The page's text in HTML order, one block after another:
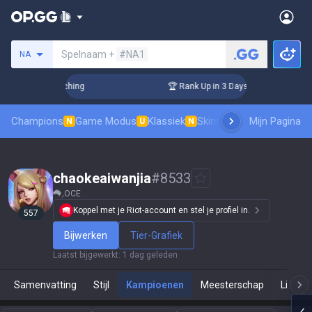
NA Spelnaam + #NA1
Coaching 🏆 Rank Up in 3 Days! Challenger
Champions N Game Modus U Klassiek N SkinsranglijstMijn Pagina
557
chaokeaiwanjia#8533
OCE
Koppel met je Riot-account en stel je profiel in.
Bijwerken Tier-Grafiek
Laatst bijgewerkt: 1 dag geleden
Samenvatting Stijl Kampioenen Meesterschap Live